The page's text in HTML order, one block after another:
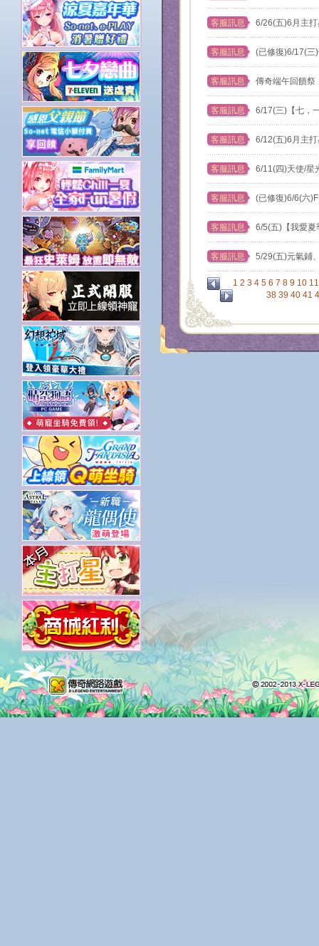
客服訊息 6/26(五)6月主
客服訊息 (已修復)6/17(三
客服訊息 傳奇端午回饋祭
客服訊息 6/17(三)【七，
客服訊息 6/12(五)6月主
客服訊息 6/11(四)天使/星
客服訊息 (已修復)6/6(六
客服訊息 6/5(五)【我愛夏
客服訊息 5/29(五)元氣鋪
1 2 3 4 5 6 7 8 9 10 11
38 39 40 41